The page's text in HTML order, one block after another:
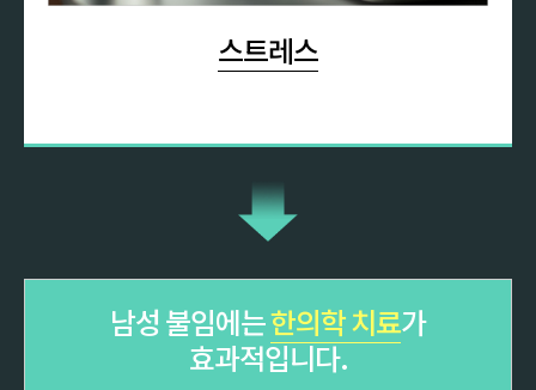
스트레스
남성 불임에는한의학 치료가
효과적입니다.